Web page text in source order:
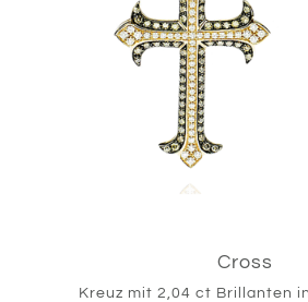
Cross
Kreuz mit 2,04 ct Brillanten